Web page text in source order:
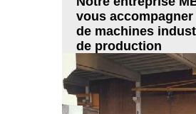
vous accompagner
de machines
de production